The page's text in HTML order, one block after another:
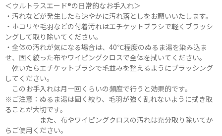
＜ウルトラスエード®の日常的なお手入れ＞
・汚れなどが発生したら速やかに汚れ落としをお願いいたします。
・ホコリや毛羽などの付着汚れはエチケットブラシで軽くブラッシ
ングして取り除いてください。
・全体の汚れが気になる場合は、40℃程度のぬるま湯を染み込ま
せ、固く絞った布やワイピングクロスで全体を拭いてください。
乾いたらエチケットブラシで毛並みを整えるようにブラッシング
してください。
このお手入れは月一回くらいの頻度で行うと効果的です。
※ご注意：ぬるま湯は固く絞り、毛羽が強く乱れないように拭き取
ることが大切です。
また、布やワイピングクロスの汚れは充分取り除いてか
らご使用ください。